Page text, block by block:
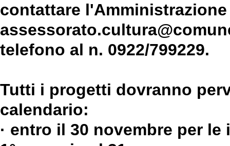
contattare
telefono al n. 0922/799229.
Tutti i progetti dovranno
calendario:
· entro il 30 novembre per